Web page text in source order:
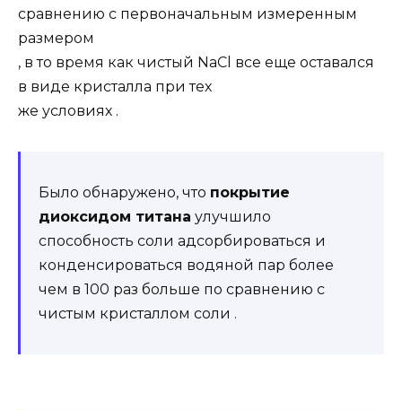
сравнению с первоначальным измеренным
размером
, в то время как чистый NaCl все еще оставался
в виде кристалла при тех
же условиях .
Было обнаружено, что покрытие
диоксидом титана улучшило
способность соли адсорбироваться и
конденсироваться водяной пар более
чем в 100 раз больше по сравнению с
чистым кристаллом соли .